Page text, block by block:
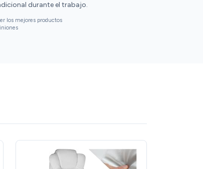
durante el trabajo.
los mejores productos